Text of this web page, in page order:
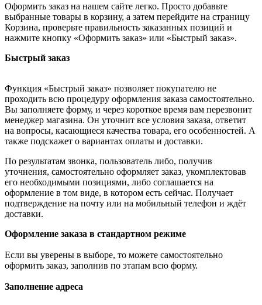
Оформить заказ на нашем сайте легко. Просто добавьте
выбранные товары в корзину, а затем перейдите на страницу
Корзина, проверьте правильность заказанных позиций и
нажмите кнопку «Оформить заказ» или «Быстрый заказ».
Быстрый заказ
Функция «Быстрый заказ» позволяет покупателю не
проходить всю процедуру оформления заказа самостоятельно.
Вы заполняете форму, и через короткое время вам перезвонит
менеджер магазина. Он уточнит все условия заказа, ответит
на вопросы, касающиеся качества товара, его особенностей. А
также подскажет о вариантах оплаты и доставки.
По результатам звонка, пользователь либо, получив
уточнения, самостоятельно оформляет заказ, укомплектовав
его необходимыми позициями, либо соглашается на
оформление в том виде, в котором есть сейчас. Получает
подтверждение на почту или на мобильный телефон и ждёт
доставки.
Оформление заказа в стандартном режиме
Если вы уверены в выборе, то можете самостоятельно
оформить заказ, заполнив по этапам всю форму.
Заполнение адреса